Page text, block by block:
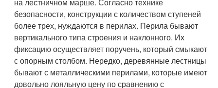
на лестничном марше. Согласно технике
безопасности, конструкции с количеством ступеней
более трех, нуждаются в перилах. Перила бывают
вертикального типа строения и наклонного. Их
фиксацию осуществляет поручень, который смыкают
с опорным столбом. Нередко, деревянные лестницы
бывают с металлическими перилами, которые имеют
довольно лояльную цену по сравнению с